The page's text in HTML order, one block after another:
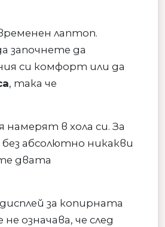
лаптоп.
започнете да
си комфорт или да
, така че
в хола си. За
без абсолютно никакви
двата
за копирната
означава, че след